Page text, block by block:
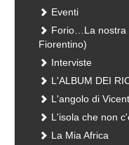
Eventi
Forio…La nostra
Fiorentino)
Interviste
L'ALBUM DEI
L'angolo di
L'isola che non
La Mia Africa